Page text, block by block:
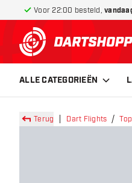
Voor 22:00 besteld,
terug
ALLE CATEGORIEËN
Terug Dart Flights